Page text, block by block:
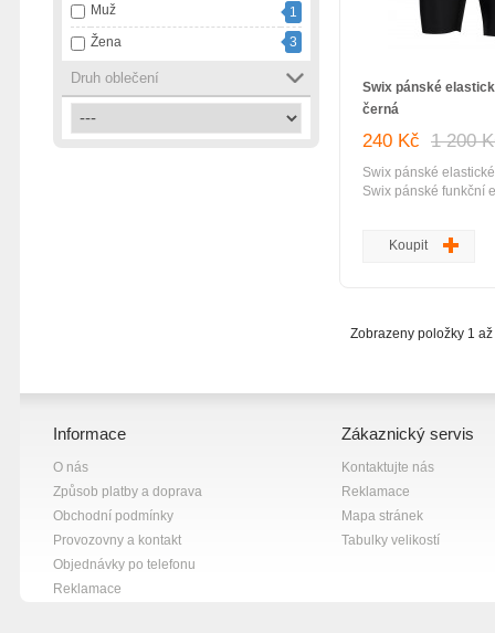
Muž
1
Žena
3
Druh oblečení
Swix pánské
černá
240 Kč 1 200
Swix pánské
Swix pánské funkční
možnost stažení
počasí pro halové
Koupit
Zobrazeny položky 1
Informace
O nás
Způsob platby a doprava
Obchodní podmínky
Provozovny a kontakt
Objednávky po telefonu
Reklamace
Zákaznický servis
Kontaktujte nás
Reklamace
Mapa stránek
Tabulky velikostí